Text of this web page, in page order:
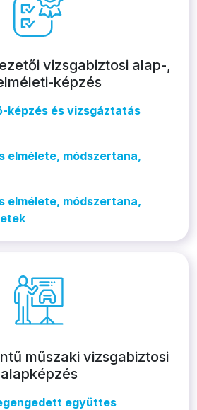
vizsgabiztosi alap-,
képzés
képzés és vizsgáztatás
elmélete, módszertana,
elmélete, módszertana,
műszaki vizsgabiztosi
alapképzés
együttes